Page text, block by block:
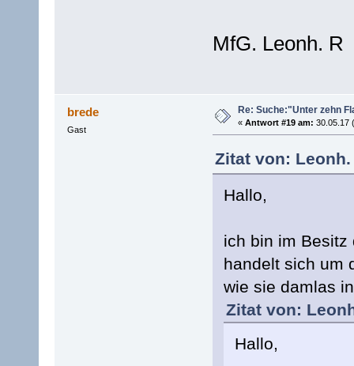
MfG. Leonh. R
brede
Gast
Re: Suche:"Unter zehn
« Antwort #19 am: 30.05.17
Zitat von: Leonh.
Hallo,
ich bin im Besitz
handelt sich um
wie sie damlas
Zitat von:
Hallo,